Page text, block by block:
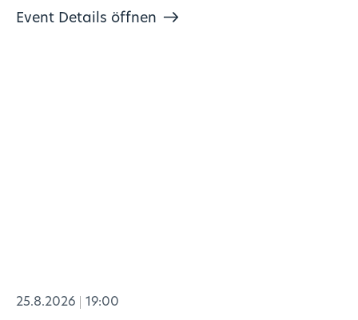
Event Details öffnen
25.8.2026 19:00